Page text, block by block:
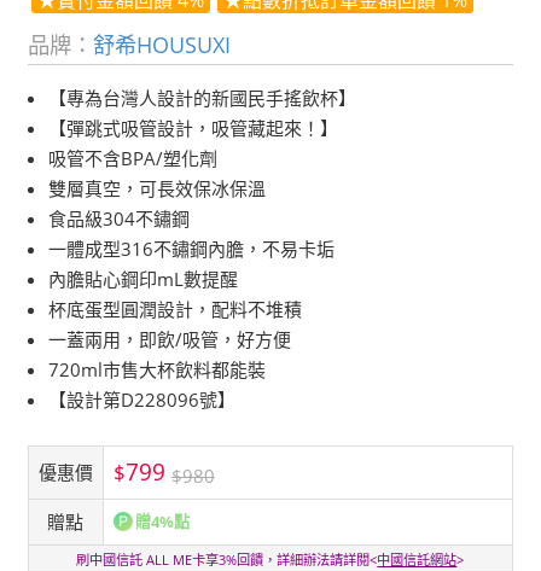
品牌： 舒希HOUSUXI
【專為台灣人設計的新國民手搖飲杯】
【彈跳式吸管設計，吸管藏起來！】
吸管不含BPA/塑化劑
雙層真空，可長效保冰保溫
食品級304不鏽鋼
一體成型316不鏽鋼內膽，不易卡垢
內膽貼心鋼印mL數提醒
杯底蛋型圓潤設計，配料不堆積
一蓋兩用，即飲/吸管，好方便
720ml市售大杯飲料都能裝
【設計第D228096號】
優惠價 $799 $980
贈點
贈4%點
刷中國信託 ALL ME卡享3%回饋，詳細辦法請詳閱<中國信託網站>